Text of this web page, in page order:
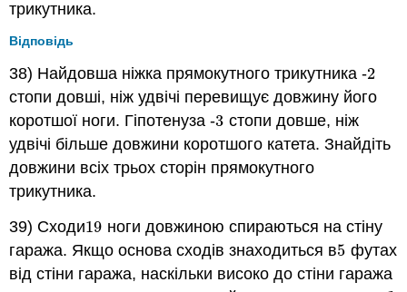
трикутника.
Відповідь
38) Найдовша ніжка прямокутного трикутника -2
2
стопи довші, ніж удвічі перевищує довжину його
коротшої ноги. Гіпотенуза -3
3 стопи довше, ніж
удвічі більше довжини коротшого катета. Знайдіть
довжини всіх трьох сторін прямокутного
трикутника.
39) Сходи19
19 ноги довжиною спираються на стіну
гаража. Якщо основа сходів знаходиться в5
5 футах
від стіни гаража, наскільки високо до стіни гаража